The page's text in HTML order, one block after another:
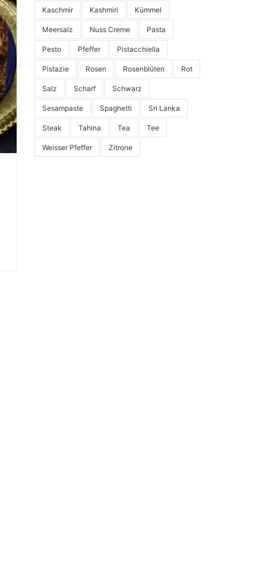
Kaschmir Kashmiri Kümmel
Meersalz Nuss Creme Pasta
Pesto Pfeffer Pistacchiella
Pistazie Rosen Rosenblüten Rot
Salz Scharf Schwarz
Sesampaste Spaghetti Sri Lanka
Steak Tahina Tea Tee
Weisser Pfeffer Zitrone